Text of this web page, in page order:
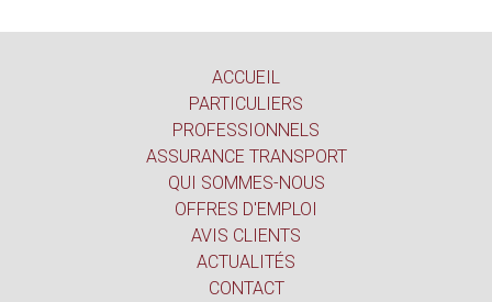
ACCUEIL
PARTICULIERS
PROFESSIONNELS
ASSURANCE TRANSPORT
QUI SOMMES-NOUS
OFFRES D'EMPLOI
AVIS CLIENTS
ACTUALITÉS
CONTACT